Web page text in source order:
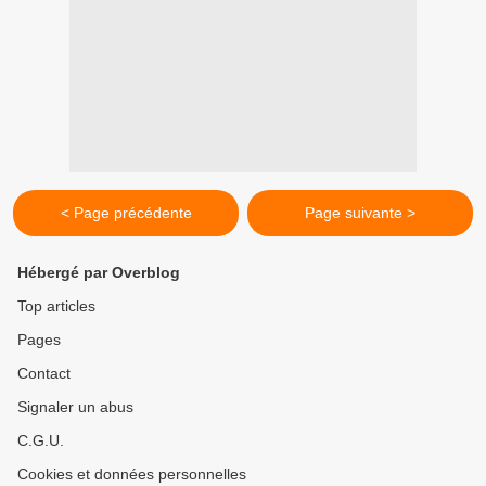
< Page précédente Page suivante >
Hébergé par Overblog
Top articles
Pages
Contact
Signaler un abus
C.G.U.
Cookies et données personnelles